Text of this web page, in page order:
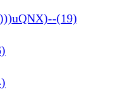
(19)